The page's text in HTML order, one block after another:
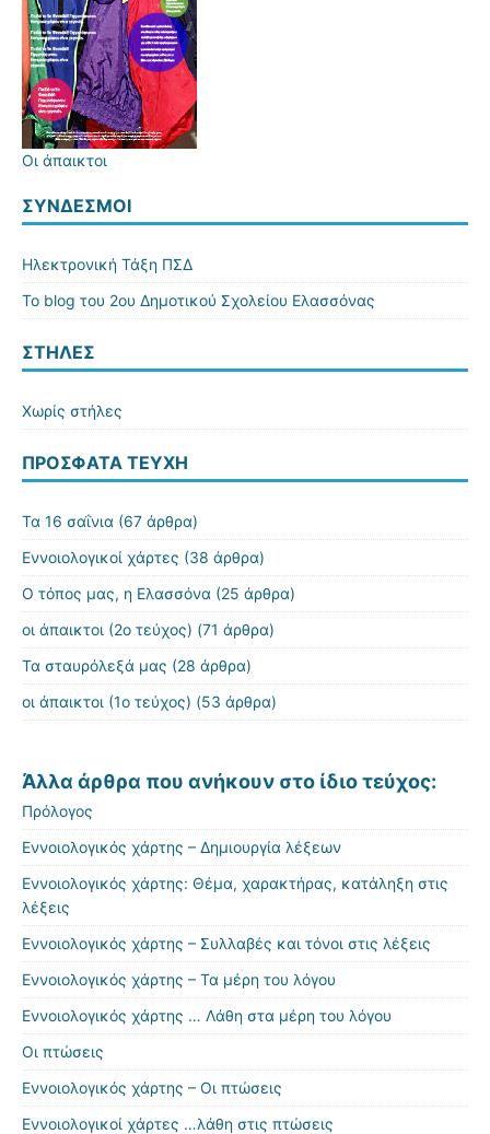
Οι άπαικτοι
ΣΎΝΔΕΣΜΟΙ
Ηλεκτρονική Τάξη ΠΣΔ
Το blog του 2ου Δημοτικού Σχολείου Ελασσόνας
ΣΤΗΛΕΣ
Χωρίς στήλες
ΠΡΌΣΦΑΤΑ ΤΕΎΧΗ
Τα 16 σαΐνια (67 άρθρα)
Εννοιολογικοί χάρτες (38 άρθρα)
Ο τόπος μας, η Ελασσόνα (25 άρθρα)
οι άπαικτοι (2ο τεύχος) (71 άρθρα)
Τα σταυρόλεξά μας (28 άρθρα)
οι άπαικτοι (1ο τεύχος) (53 άρθρα)
Άλλα άρθρα που ανήκουν στο ίδιο τεύχος:
Πρόλογος
Εννοιολογικός χάρτης – Δημιουργία λέξεων
Εννοιολογικός χάρτης: Θέμα, χαρακτήρας, κατάληξη στις
λέξεις
Εννοιολογικός χάρτης – Συλλαβές και τόνοι στις λέξεις
Εννοιολογικός χάρτης – Τα μέρη του λόγου
Εννοιολογικός χάρτης … Λάθη στα μέρη του λόγου
Οι πτώσεις
Εννοιολογικός χάρτης – Οι πτώσεις
Εννοιολογικοί χάρτες …λάθη στις πτώσεις